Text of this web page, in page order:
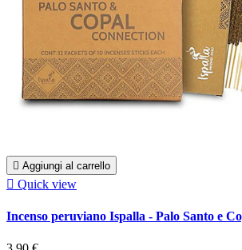
 Aggiungi al carrello
 Quick view
Incenso peruviano Ispalla - Palo Santo e